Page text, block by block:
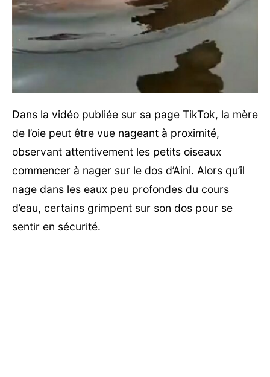
Dans la vidéo publiée sur sa page TikTok, la mère
de l’oie peut être vue nageant à proximité,
observant attentivement les petits oiseaux
commencer à nager sur le dos d’Aini. Alors qu’il
nage dans les eaux peu profondes du cours
d’eau, certains grimpent sur son dos pour se
sentir en sécurité.